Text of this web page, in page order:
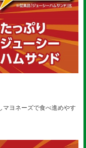
マヨネーズで食べ進めやす